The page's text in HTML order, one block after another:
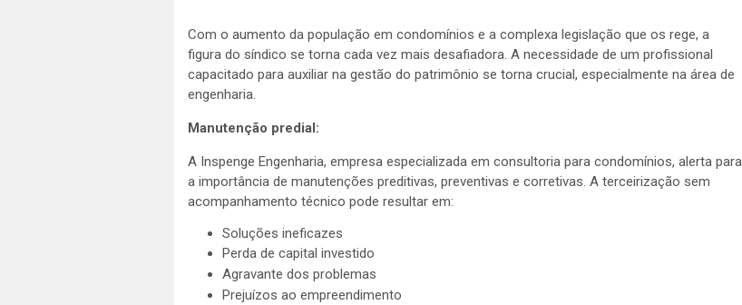
Com o aumento da população em condomínios e a complexa legislação que os rege, a
figura do síndico se torna cada vez mais desafiadora. A necessidade de um profissional
capacitado para auxiliar na gestão do patrimônio se torna crucial, especialmente na área de
engenharia.
Manutenção predial:
A Inspenge Engenharia, empresa especializada em consultoria para condomínios, alerta para
a importância de manutenções preditivas, preventivas e corretivas. A terceirização sem
acompanhamento técnico pode resultar em:
Soluções ineficazes
Perda de capital investido
Agravante dos problemas
Prejuízos ao empreendimento